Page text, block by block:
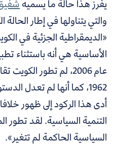
يفرز هذا حالة ما يسميهشفيق
والتي يتناولها في إطار الحالة
«الديمقراطية الجزئية في
الأساسية هي أنه باستثناء
عام 2006، لم تطور
1962، كما أنها لم تعدل الدستور لتطوير ديمقراطيتها.
أدى هذا الركود إلى ظهور
التنمية السياسية. لقد تطور
السياسية الحاكمة لم تتغير».